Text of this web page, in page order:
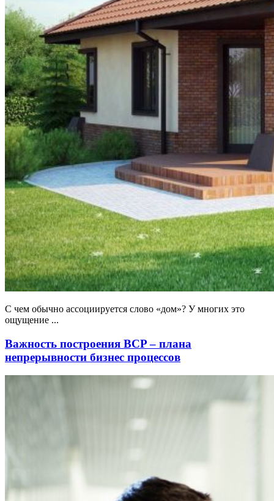
С чем обычно ассоциируется слово «дом»? У многих это
ощущение ...
Важность построения BCP – плана
непрерывности бизнес процессов